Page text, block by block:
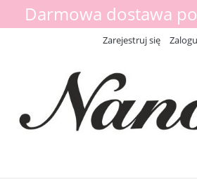
Darmowa dostawa
Zarejestruj się